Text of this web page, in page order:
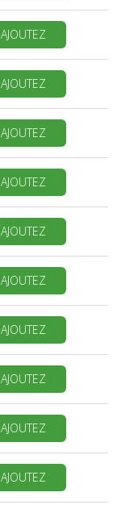
AJOUTEZ
AJOUTEZ
AJOUTEZ
AJOUTEZ
AJOUTEZ
AJOUTEZ
AJOUTEZ
AJOUTEZ
AJOUTEZ
AJOUTEZ